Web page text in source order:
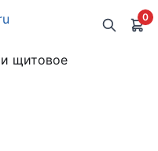
0
щитовое